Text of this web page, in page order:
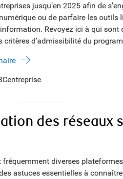
jusqu’en 2025 afin de
ou de parfaire les outils
Revoyez ici à qui sont
critères d’admissibilité du
des réseaux
diverses
astuces essentielles à